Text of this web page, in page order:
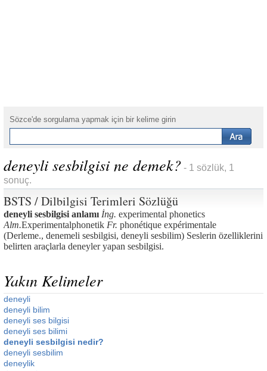
Sözce'de sorgulama yapmak için bir kelime girin
deneyli sesbilgisi ne demek? - 1 sözlük, 1
sonuç.
BSTS / Dilbilgisi Terimleri Sözlüğü
deneyli sesbilgisi anlamı İng. experimental phonetics
Alm.Experimentalphonetik Fr. phonétique expérimentale
(Derleme., denemeli sesbilgisi, deneyli sesbilim) Seslerin özelliklerini
belirten araçlarla deneyler yapan sesbilgisi.
Yakın Kelimeler
deneyli
deneyli bilim
deneyli ses bilgisi
deneyli ses bilimi
deneyli sesbilgisi nedir?
deneyli sesbilim
deneylik